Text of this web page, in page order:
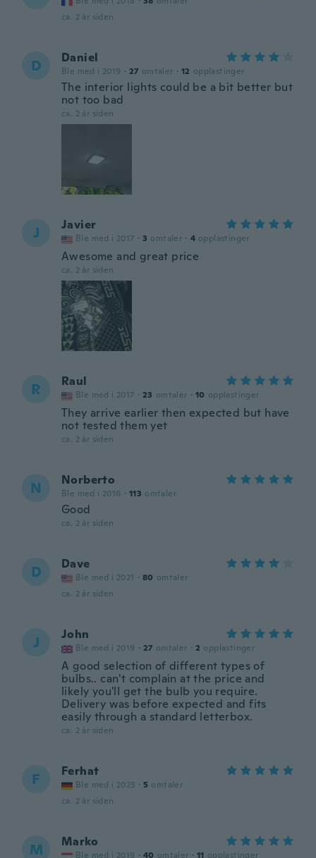
ca. 2 år siden
D Daniel
Ble med i 2019 · 27 omtaler · 12 opplastinger
The interior lights could be a bit better but
not too bad
ca. 2 år siden
J Javier
Ble med i 2017 · 3 omtaler · 4 opplastinger
Awesome and great price
ca. 2 år siden
R Raul
Ble med i 2017 · 23 omtaler · 10 opplastinger
They arrive earlier then expected but have
not tested them yet
ca. 2 år siden
N Norberto
Ble med i 2016 · 113 omtaler
Good
ca. 2 år siden
D Dave
Ble med i 2021 · 80 omtaler
ca. 2 år siden
J John
Ble med i 2019 · 27 omtaler · 2 opplastinger
A good selection of different types of
bulbs.. can't complain at the price and
likely you'll get the bulb you require.
Delivery was before expected and fits
easily through a standard letterbox.
ca. 2 år siden
F Ferhat
Ble med i 2023 · 5 omtaler
ca. 2 år siden
M Marko
Ble med i 2019 · 40 omtaler · 11 opplastinger